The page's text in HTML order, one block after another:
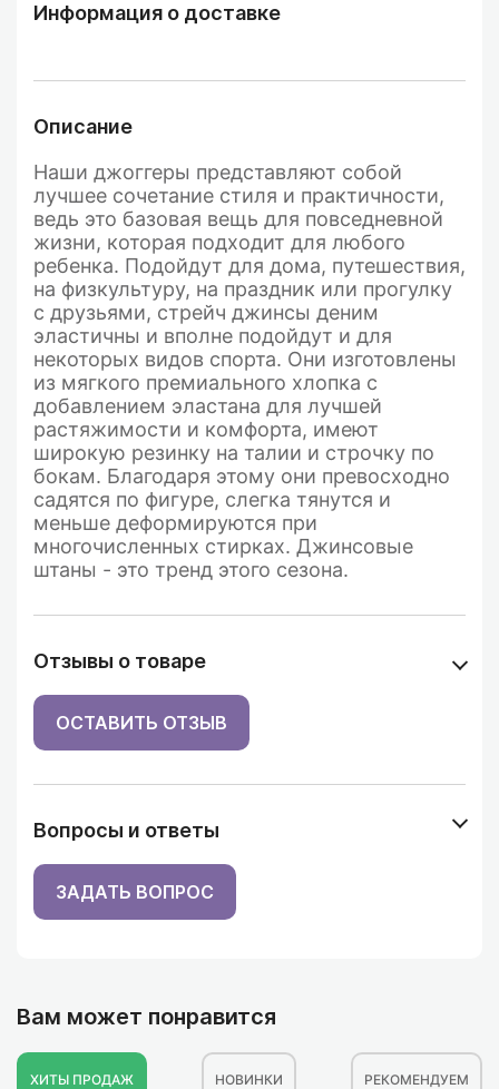
Информация о доставке
Описание
Наши джоггеры представляют собой
лучшее сочетание стиля и практичности,
ведь это базовая вещь для повседневной
жизни, которая подходит для любого
ребенка. Подойдут для дома, путешествия,
на физкультуру, на праздник или прогулку
с друзьями, стрейч джинсы деним
эластичны и вполне подойдут и для
некоторых видов спорта. Они изготовлены
из мягкого премиального хлопка с
добавлением эластана для лучшей
растяжимости и комфорта, имеют
широкую резинку на талии и строчку по
бокам. Благодаря этому они превосходно
садятся по фигуре, слегка тянутся и
меньше деформируются при
многочисленных стирках. Джинсовые
штаны - это тренд этого сезона.
Отзывы о товаре
ОСТАВИТЬ ОТЗЫВ
Вопросы и ответы
ЗАДАТЬ ВОПРОС
Вам может понравится
ХИТЫ ПРОДАЖ НОВИНКИ РЕКОМЕНДУЕМ